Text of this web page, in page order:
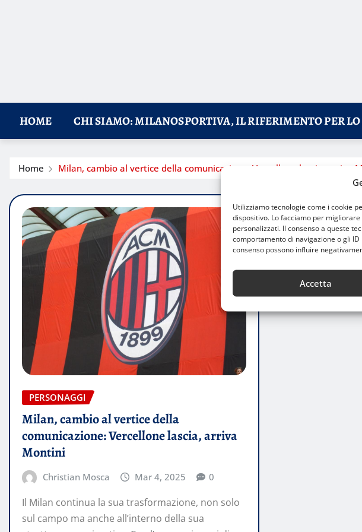
Utilizziamo tecnologie come i cookie
dispositivo. Lo facciamo per
personalizzati. Il consenso a queste
comportamento di navigazione o gli
consenso possono influire
Accetta
HOME CHI SIAMO: MILANOSPORTIVA, IL RIFERIMENTO PER
Home Milan, cambio al vertice della comunicazione: Vercellone lascia, arriva
PERSONAGGI
Milan, cambio al vertice della
comunicazione: Vercellone lascia, arriva
Montini
Christian Mosca Mar 4, 2025 0
Il Milan continua la sua trasformazione, non solo
sul campo ma anche all’interno della sua